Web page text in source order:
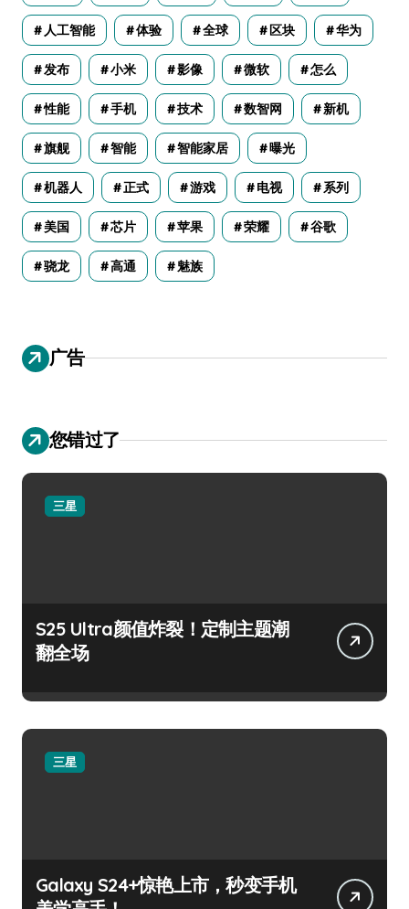
人工智能 体验 全球 区块 华为
发布 小米 影像 微软 怎么
性能 手机 技术 数智网 新机
旗舰 智能 智能家居 曝光
机器人 正式 游戏 电视 系列
美国 芯片 苹果 荣耀 谷歌
骁龙 高通 魅族
广告
您错过了
三星
S25 Ultra颜值炸裂！定制主题潮
翻全场
三星
Galaxy S24+惊艳上市，秒变手机